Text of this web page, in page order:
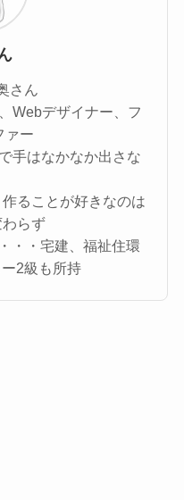
さん
Webデザイナー、フ
ァー
手はなかなか出さな
ることが好きなのは
らず
・・宅建、福祉住環
2級も所持